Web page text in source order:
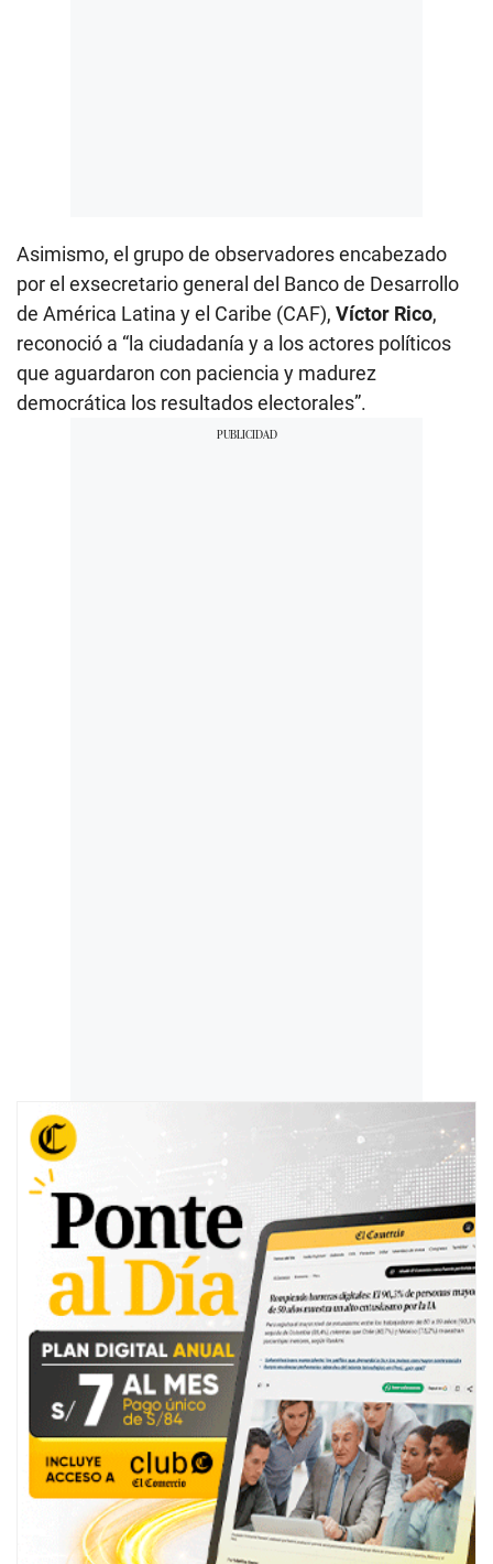
Asimismo, el grupo de observadores encabezado
por el exsecretario general del Banco de Desarrollo
de América Latina y el Caribe (CAF), Víctor Rico,
reconoció a “la ciudadanía y a los actores políticos
que aguardaron con paciencia y madurez
democrática los resultados electorales”.